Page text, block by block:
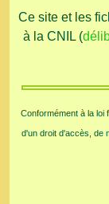
Ce site et les
à la CNIL (
Conformément à la loi
d'un droit d'accès, de